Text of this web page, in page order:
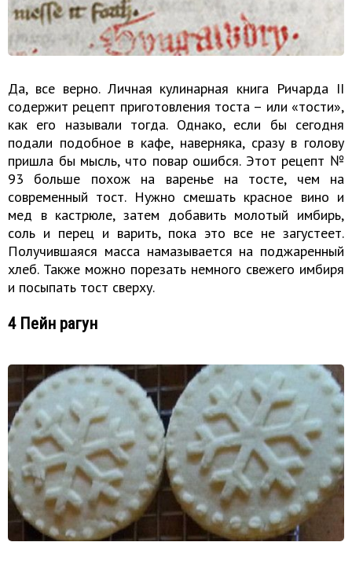
Да, все верно. Личная кулинарная книга Ричарда II
содержит рецепт приготовления тоста – или «тости»,
как его называли тогда. Однако, если бы сегодня
подали подобное в кафе, наверняка, сразу в голову
пришла бы мысль, что повар ошибся. Этот рецепт №
93 больше похож на варенье на тосте, чем на
современный тост. Нужно смешать красное вино и
мед в кастрюле, затем добавить молотый имбирь,
соль и перец и варить, пока это все не загустеет.
Получившаяся масса намазывается на поджаренный
хлеб. Также можно порезать немного свежего имбиря
и посыпать тост сверху.
4 Пейн рагун